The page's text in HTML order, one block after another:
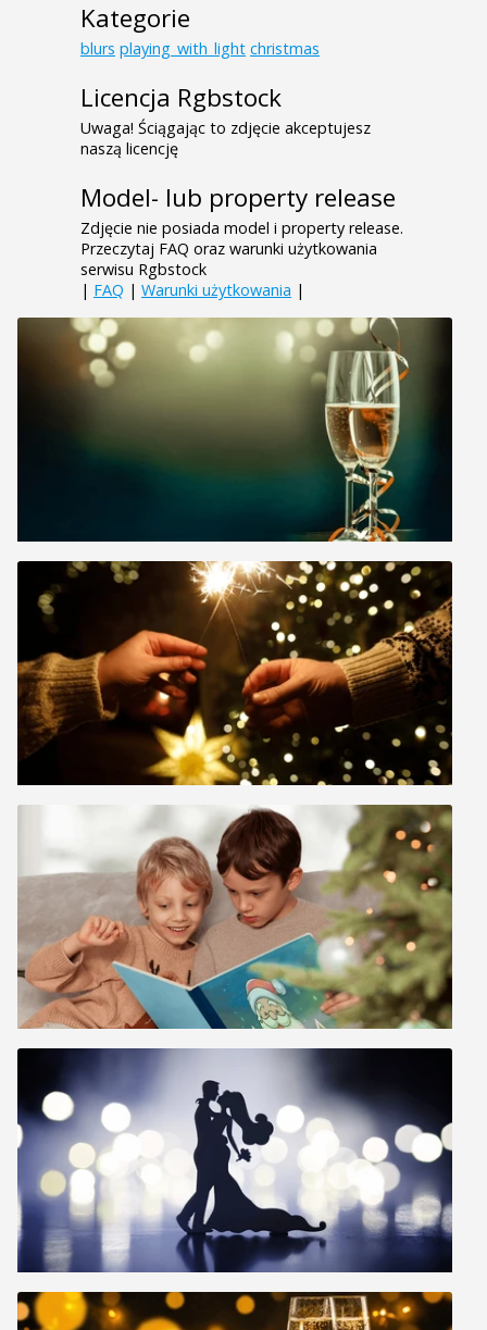
Kategorie
blurs playing_with_light christmas
Licencja Rgbstock
Uwaga! Ściągając to zdjęcie akceptujesz
naszą licencję
Model- lub property release
Zdjęcie nie posiada model i property release.
Przeczytaj FAQ oraz warunki użytkowania
serwisu Rgbstock
| FAQ | Warunki użytkowania |